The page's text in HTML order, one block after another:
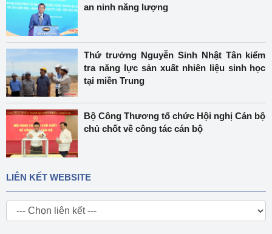
an ninh năng lượng
Thứ trưởng Nguyễn Sinh Nhật Tân kiểm
tra năng lực sản xuất nhiên liệu sinh học
tại miền Trung
Bộ Công Thương tổ chức Hội nghị Cán bộ
chủ chốt về công tác cán bộ
LIÊN KẾT WEBSITE